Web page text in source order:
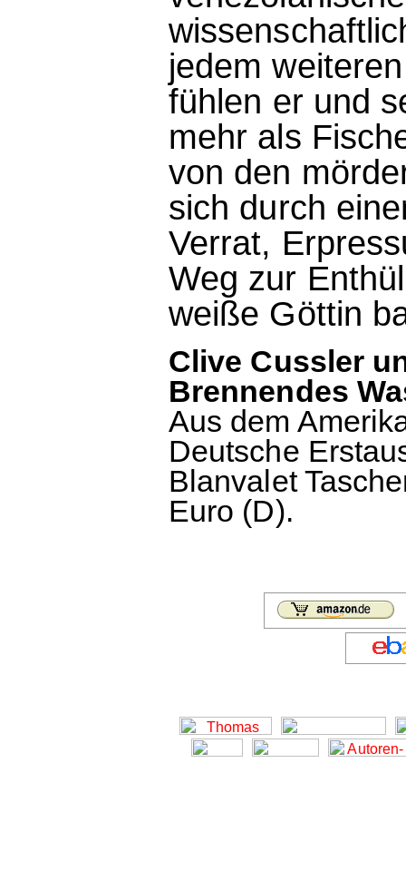
jedem
fühlen er und
mehr als
von den
sich durch
Verrat,
Weg zur
weiße Göttin
Clive Cussler
Brennendes
Aus dem
Deutsche
Blanvalet
Euro (D).